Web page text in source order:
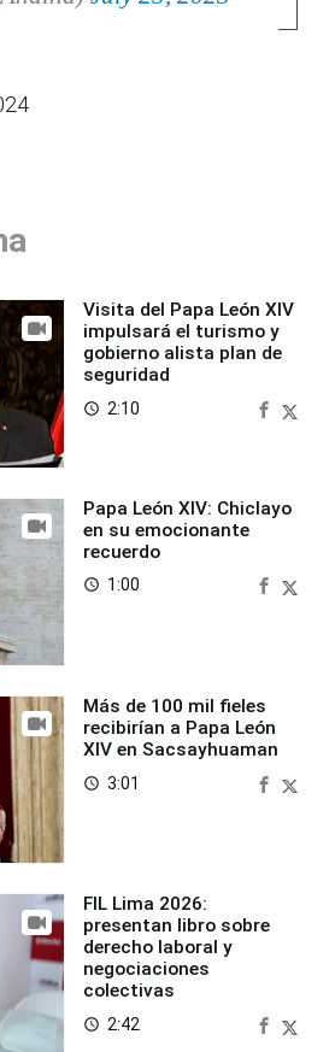
Visita del Papa León XIV
impulsará el turismo y
gobierno alista plan de
seguridad
access_time 2:10
Papa León XIV: Chiclayo
en su emocionante
recuerdo
access_time 1:00
Más de 100 mil fieles
recibirían a Papa León
XIV en Sacsayhuaman
access_time 3:01
FIL Lima 2026:
presentan libro sobre
derecho laboral y
negociaciones
colectivas
access_time 2:42